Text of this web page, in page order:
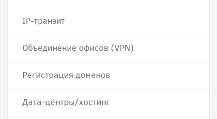
IP-транзит
Объединение офисов (VPN)
Регистрация доменов
Дата-центры/хостинг